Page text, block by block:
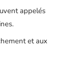
appelés
et aux